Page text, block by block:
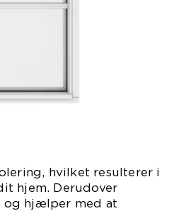
hvilket resulterer i
hjem. Derudover
og hjælper med at